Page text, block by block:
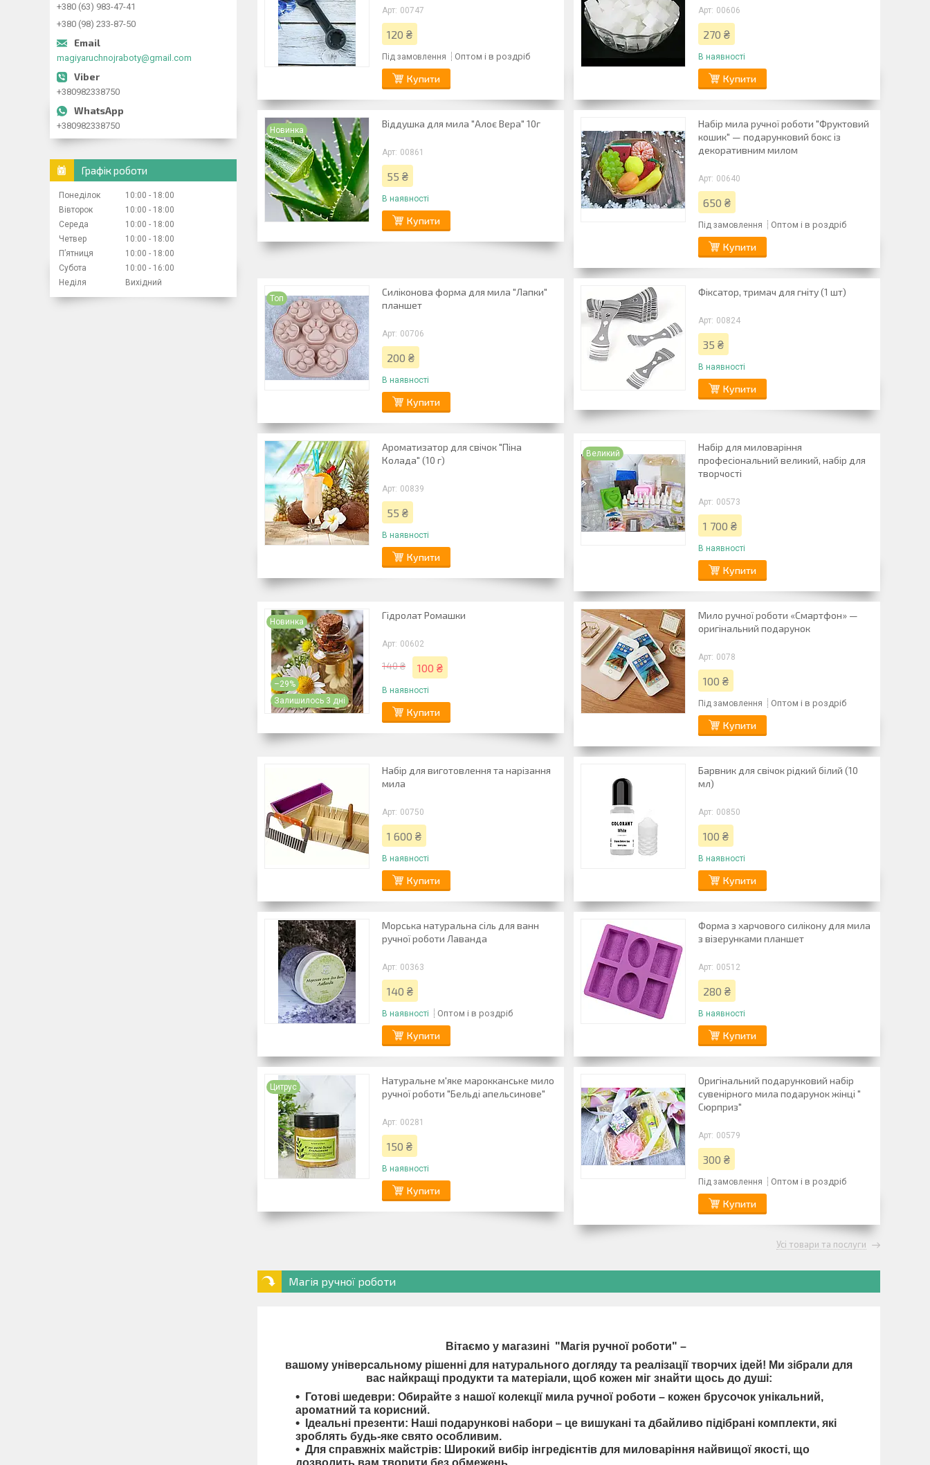
00747
120 ₴
Під замовлення Оптом і в роздріб
Купити
00606
270 ₴
В наявності
Купити
Новинка
Віддушка для мила "Алоє Вера" 10г
00861
55 ₴
В наявності
Купити
Набір мила ручної роботи "Фруктовий
кошик" — подарунковий бокс із
декоративним милом
00640
650 ₴
Під замовлення Оптом і в роздріб
Купити
Топ
Силіконова форма для мила "Лапки"
планшет
00706
200 ₴
В наявності
Купити
Фіксатор, тримач для гніту (1 шт)
00824
35 ₴
В наявності
Купити
Ароматизатор для свічок "Піна
Колада" (10 г)
00839
55 ₴
В наявності
Купити
Великий
Набір для миловаріння
професіональний великий, набір для
творчості
00573
1 700 ₴
В наявності
Купити
Новинка
–29%
Залишилось 3 дні
Гідролат Ромашки
00602
140 ₴ 100 ₴
В наявності
Купити
Мило ручної роботи «Смартфон» —
оригінальний подарунок
0078
100 ₴
Під замовлення Оптом і в роздріб
Купити
Набір для виготовлення та нарізання
мила
00750
1 600 ₴
В наявності
Купити
Барвник для свічок рідкий білий (10
мл)
00850
100 ₴
В наявності
Купити
Морська натуральна сіль для ванн
ручної роботи Лаванда
00363
140 ₴
В наявності Оптом і в роздріб
Купити
Форма з харчового силікону для мила
з візерунками планшет
00512
280 ₴
В наявності
Купити
Цитрус
Натуральне м'яке марокканське мило
ручної роботи "Бельді апельсинове"
00281
150 ₴
В наявності
Купити
Оригінальний подарунковий набір
сувенірного мила подарунок жінці "
Сюрприз"
00579
300 ₴
Під замовлення Оптом і в роздріб
Купити
Усі товари та послуги
Магія ручної роботи
Вітаємо у магазині "Магія ручної роботи" –
вашому універсальному рішенні для натурального догляду та реалізації творчих ідей! Ми зібрали для
вас найкращі продукти та матеріали, щоб кожен міг знайти щось до душі:
Готові шедеври: Обирайте з нашої колекції мила ручної роботи – кожен брусочок унікальний,
ароматний та корисний.
Ідеальні презенти: Наші подарункові набори – це вишукані та дбайливо підібрані комплекти, які
зроблять будь-яке свято особливим.
Для справжніх майстрів: Широкий вибір інгредієнтів для миловаріння найвищої якості, що
дозволить вам творити без обмежень.
+380 (63) 983-47-41
+380 (98) 233-87-50
magiyaruchnojraboty@gmail.com
+380982338750
+380982338750
Графік роботи
Понеділок 10:00
18:00
Вівторок
10:00
18:00
Середа
10:00
18:00
Четвер
10:00
18:00
Пʼятниця
10:00
18:00
Субота
10:00
16:00
Неділя
Вихідний